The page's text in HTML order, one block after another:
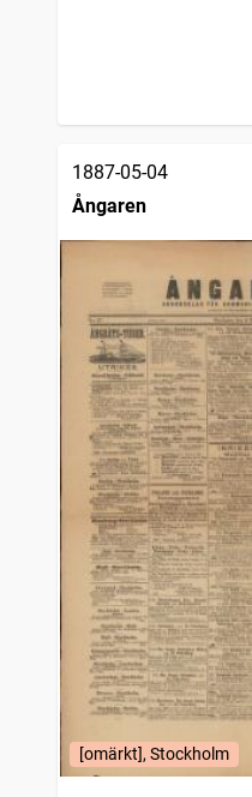
1887-05-04
Ångaren
[omärkt], Stockholm